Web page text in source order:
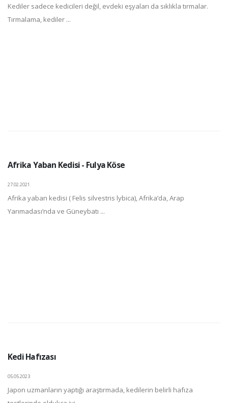
Kediler sadece kedicileri değil, evdeki eşyaları da sıklıkla tırmalar.
Tırmalama, kediler ...
Afrika Yaban Kedisi - Fulya Köse
27.02.2021
Afrika yaban kedisi ( Felis silvestris lybica), Afrika’da, Arap
Yarımadası’nda ve Güneybatı ...
Kedi Hafızası
05.05.2023
Japon uzmanların yaptığı araştırmada, kedilerin belirli hafıza